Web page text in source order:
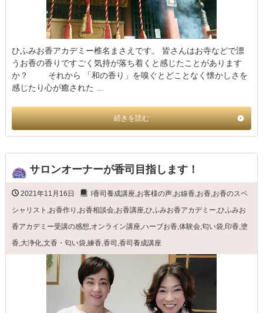
ひふみお香アカデミー椎名まさえです。 皆さんはお寺などで漂
うお香の香りですごく気持が落ち着くと感じたことがあります
か？ それから 「和の香り」を嗅ぐとどことなく懐かしさを
感じたり心が癒された …
続きを読む
サロンオーナーが香司目指します！
2021年11月16日 l香司養成講座,お客様の声,お線香,お香,お香のスペ
シャリスト ,お香作り ,お香相談会,お香講座,ひふみお香アカデミー,ひふみお
香アカデミー受講の感想,オンライン講座,ハーブお香,体験会,匂い袋,印香,塗
香,大浄化,文香・匂い袋,練香,香司 ,香司養成講座